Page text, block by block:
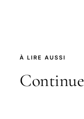
À LIRE AUSSI